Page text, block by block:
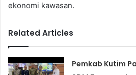
ekonomi kawasan.
Related Articles
Pemkab Kutim